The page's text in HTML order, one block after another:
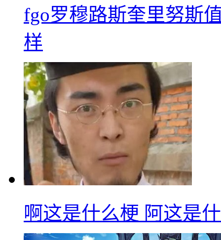
fgo罗穆路斯奎里努斯
样
啊这是什么梗 阿这是